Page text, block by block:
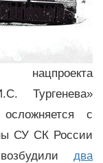
Тургенева»
с
СУ СК России
два